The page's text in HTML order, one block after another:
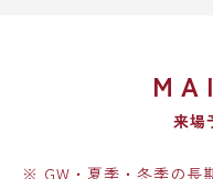
来場
※ GW・夏季・冬季の長